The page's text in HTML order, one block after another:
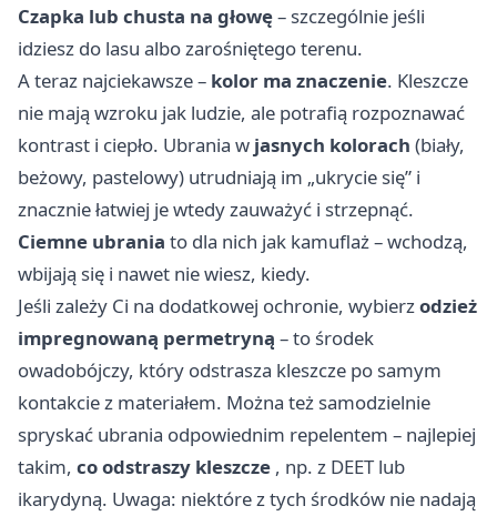
Czapka lub chusta na głowę– szczególnie jeśli
idziesz do lasu albo zarośniętego terenu.
A teraz najciekawsze – kolor ma znaczenie. Kleszcze
nie mają wzroku jak ludzie, ale potrafią rozpoznawać
kontrast i ciepło. Ubrania w jasnych kolorach (biały,
beżowy, pastelowy) utrudniają im „ukrycie się” i
znacznie łatwiej je wtedy zauważyć i strzepnąć.
Ciemne ubrania to dla nich jak kamuflaż – wchodzą,
wbijają się i nawet nie wiesz, kiedy.
Jeśli zależy Ci na dodatkowej ochronie, wybierzodzież
impregnowaną permetryną – to środek
owadobójczy, który odstrasza kleszcze po samym
kontakcie z materiałem. Można też samodzielnie
spryskać ubrania odpowiednim repelentem – najlepiej
takim, co odstraszy kleszcze , np. z DEET lub
ikarydyną. Uwaga: niektóre z tych środków nie nadają